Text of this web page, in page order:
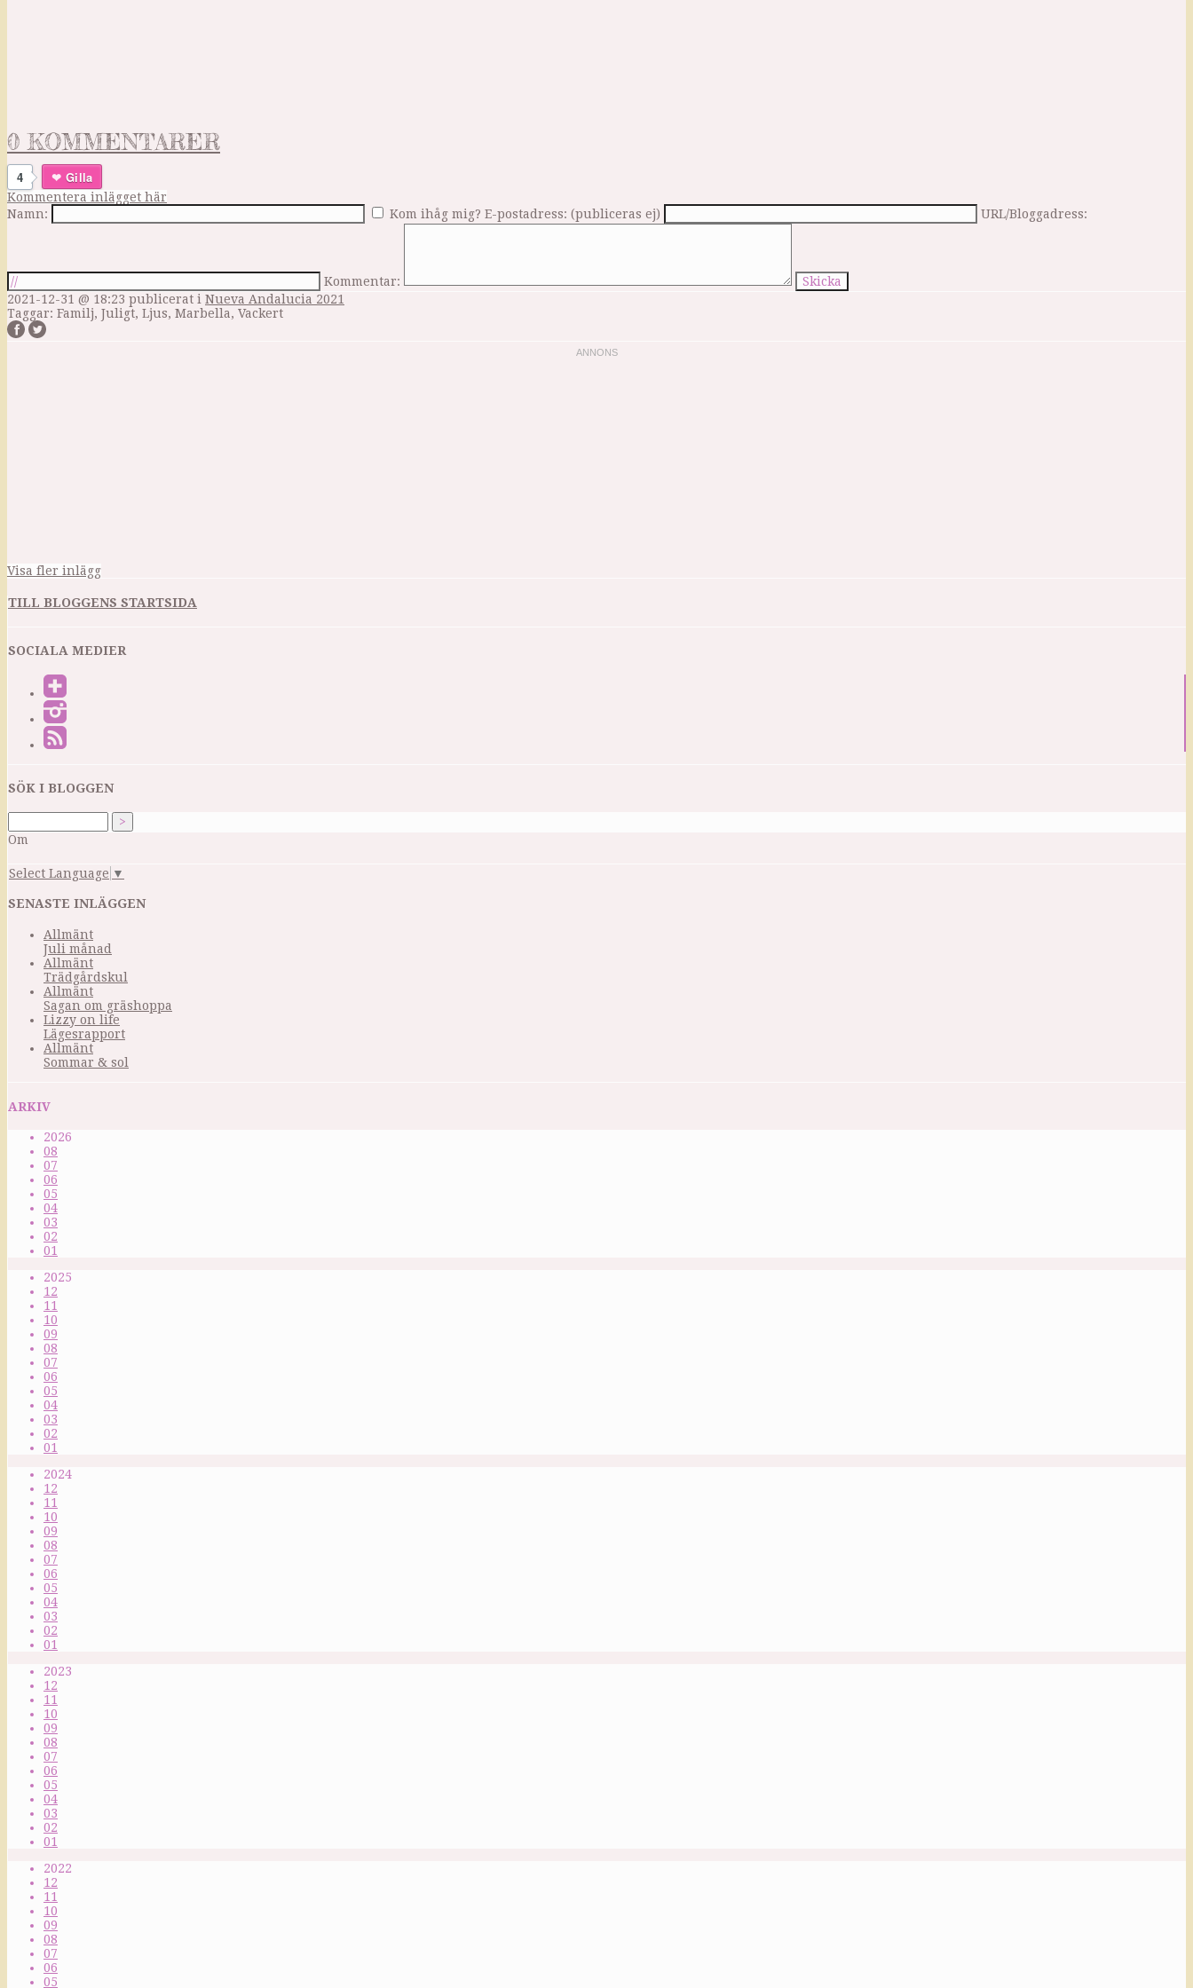
0 KOMMENTARER
4 Gilla
Kommentera inlägget här
Namn:
Kom ihåg mig? E-postadress: (publiceras ej) URL/Bloggadress:
Kommentar:
2021-12-31 @ 18:23 publicerat i Nueva Andalucia 2021
Taggar: Familj, Juligt, Ljus, Marbella, Vackert
Visa fler inlägg
TILL BLOGGENS STARTSIDA
SOCIALA MEDIER
SÖK I BLOGGEN
Om
Select Language ▼
SENASTE INLÄGGEN
Allmänt
Juli månad
Allmänt
Trädgårdskul
Allmänt
Sagan om gräshoppa
Lizzy on life
Lägesrapport
Allmänt
Sommar & sol
ARKIV
2026
08
07
06
05
04
03
02
01
2025
12
11
10
09
08
07
06
05
04
03
02
01
2024
12
11
10
09
08
07
06
05
04
03
02
01
2023
12
11
10
09
08
07
06
05
04
03
02
01
2022
12
11
10
09
08
07
06
05